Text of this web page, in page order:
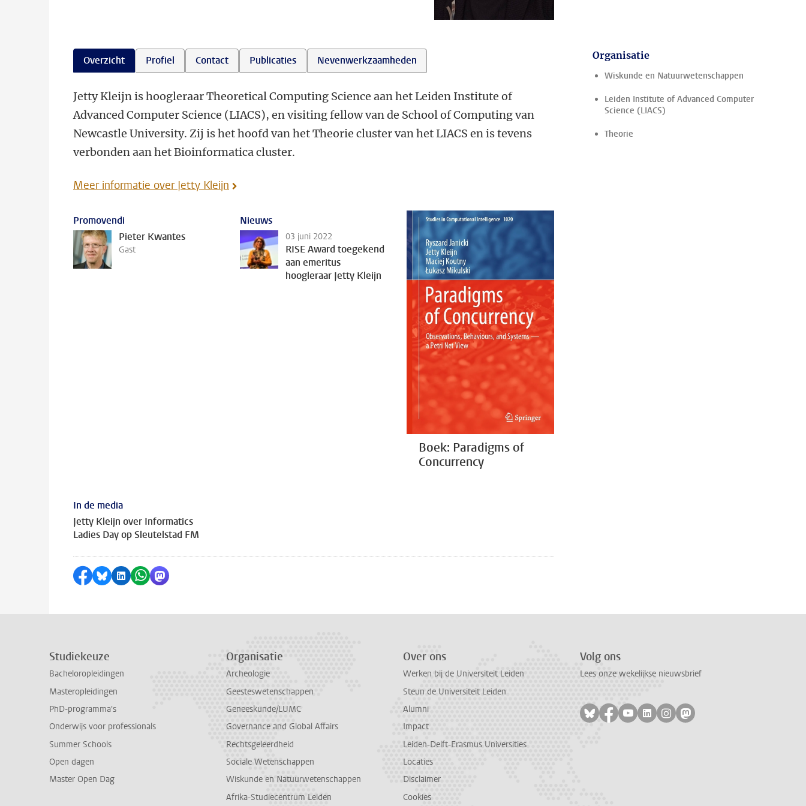
Overzicht Profiel Contact Publicaties Nevenwerkzaamheden
Jetty Kleijn is hoogleraar Theoretical Computing Science aan het Leiden Institute of
Advanced Computer Science (LIACS), en visiting fellow van de School of Computing van
Newcastle University. Zij is het hoofd van het Theorie cluster van het LIACS en is tevens
verbonden aan het Bioinformatica cluster.
Meer informatie over Jetty Kleijn
Promovendi
Pieter Kwantes
Gast
Nieuws
03 juni 2022
RISE Award toegekend
aan emeritus
hoogleraar Jetty Kleijn
Boek: Paradigms of
Concurrency
In de media
Jetty Kleijn over Informatics
Ladies Day op Sleutelstad FM
Delen op Facebook
Delen via Bluesky
Delen op LinkedIn
Delen via WhatsApp
Delen via Mastodon
Organisatie
Wiskunde en Natuurwetenschappen
Leiden Institute of Advanced Computer
Science (LIACS)
Theorie
Studiekeuze
Bacheloropleidingen
Masteropleidingen
PhD-programma's
Onderwijs voor professionals
Summer Schools
Open dagen
Master Open Dag
Organisatie
Archeologie
Geesteswetenschappen
Geneeskunde/LUMC
Governance and Global Affairs
Rechtsgeleerdheid
Sociale Wetenschappen
Wiskunde en Natuurwetenschappen
Afrika-Studiecentrum Leiden
Over ons
Werken bij de Universiteit Leiden
Steun de Universiteit Leiden
Alumni
Impact
Leiden-Delft-Erasmus Universities
Locaties
Disclaimer
Cookies
Volg ons
Lees onze wekelijkse nieuwsbrief
Volg ons op bluesky
Volg ons op facebook
Volg ons op youtube
Volg ons op linkedin
Volg ons op instagram
Volg ons op mastodon